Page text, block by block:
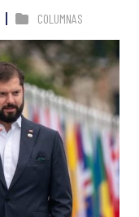
COLUMNAS